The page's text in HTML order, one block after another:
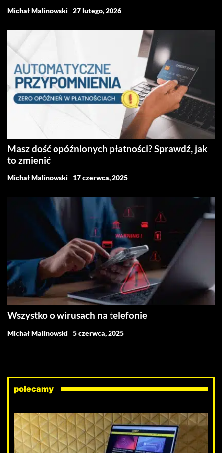
Michał Malinowski 27 lutego, 2026
Masz dość opóźnionych płatności? Sprawdź, jak
to zmienić
Michał Malinowski 17 czerwca, 2025
Wszystko o wirusach na telefonie
Michał Malinowski 5 czerwca, 2025
polecamy